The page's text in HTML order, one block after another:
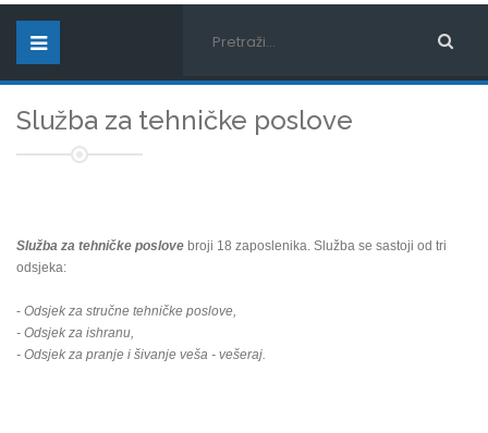
Služba za tehničke poslove
Služba za tehničke poslove broji 18 zaposlenika. Služba se sastoji od tri
odsjeka:
- Odsjek za stručne tehničke poslove,
- Odsjek za ishranu,
- Odsjek za pranje i šivanje veša - vešeraj.